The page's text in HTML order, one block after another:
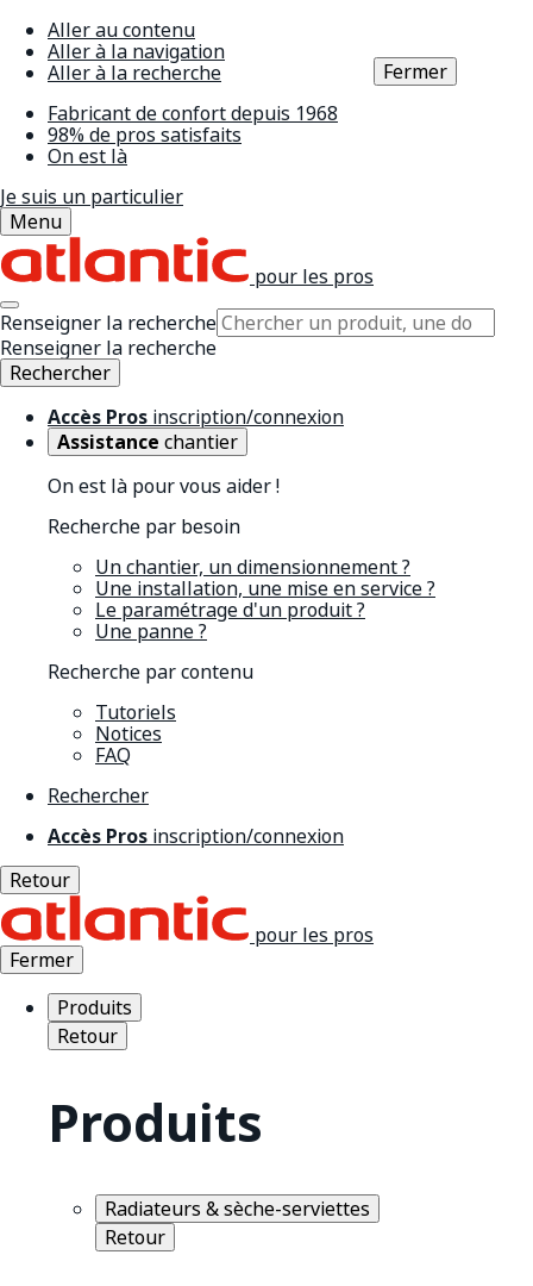
Aller au contenu
Aller à la navigation
Aller à la recherche
Fabricant de confort depuis 1968
98% de pros satisfaits
On est là
Je suis un particulier
Menu
pour les pros
Renseigner la recherche
Renseigner la recherche
Rechercher
Accès Pros inscription/connexion
Assistance chantier
On est là pour vous aider !
Recherche par besoin
Un chantier, un dimensionnement ?
Une installation, une mise en service ?
Le paramétrage d'un produit ?
Une panne ?
Recherche par contenu
Tutoriels
Notices
FAQ
Rechercher
Accès Pros inscription/connexion
Retour
pour les pros
Fermer
Produits
Retour
Produits
Radiateurs & sèche-serviettes
Retour
Fermer